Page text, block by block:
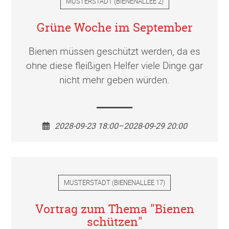
Grüne Woche im September
Bienen müssen geschützt werden, da es
ohne diese fleißigen Helfer viele Dinge gar
nicht mehr geben würden.
2028-09-23 18:00–2028-09-29 20:00
MUSTERSTADT (BIENENALLEE 17)
Vortrag zum Thema "Bienen
schützen"